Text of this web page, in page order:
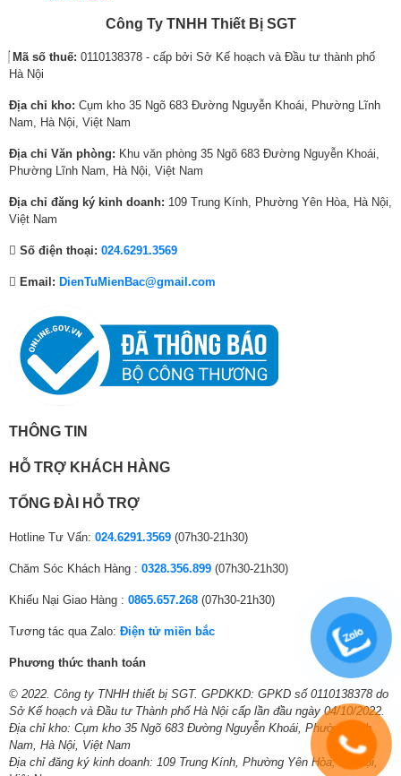
Công Ty TNHH Thiết Bị SGT
Mã số thuế: 0110138378 - cấp bởi Sở Kế hoạch và Đầu tư thành phố
Hà Nội
Địa chỉ kho: Cụm kho 35 Ngõ 683 Đường Nguyễn Khoái, Phường Lĩnh
Nam, Hà Nội, Việt Nam
Địa chỉ Văn phòng: Khu văn phòng 35 Ngõ 683 Đường Nguyễn Khoái,
Phường Lĩnh Nam, Hà Nội, Việt Nam
Địa chỉ đăng ký kinh doanh: 109 Trung Kính, Phường Yên Hòa, Hà Nội,
Việt Nam
Số điện thoại: 024.6291.3569
Email: DienTuMienBac@gmail.com
THÔNG TIN
HỖ TRỢ KHÁCH HÀNG
TỔNG ĐÀI HỖ TRỢ
Hotline Tư Vấn: 024.6291.3569 (07h30-21h30)
Chăm Sóc Khách Hàng : 0328.356.899 (07h30-21h30)
Khiếu Nại Giao Hàng : 0865.657.268 (07h30-21h30)
Tương tác qua Zalo: Điện tử miền bắc
Phương thức thanh toán
© 2022. Công ty TNHH thiết bị SGT. GPDKKD: GPKD số 0110138378 do
Sở Kế hoạch và Đầu tư Thành phố Hà Nội cấp lần đầu ngày 04/10/2022.
Địa chỉ kho: Cụm kho 35 Ngõ 683 Đường Nguyễn Khoái, Phường Lĩnh
Nam, Hà Nội, Việt Nam
Địa chỉ đăng ký kinh doanh: 109 Trung Kính, Phường Yên Hòa, Hà Nội,